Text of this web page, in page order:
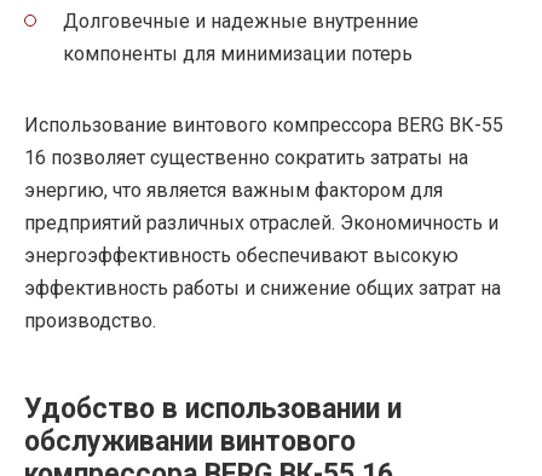
Долговечные и надежные внутренние
компоненты для минимизации потерь
Использование винтового компрессора BERG ВК-55
16 позволяет существенно сократить затраты на
энергию, что является важным фактором для
предприятий различных отраслей. Экономичность и
энергоэффективность обеспечивают высокую
эффективность работы и снижение общих затрат на
производство.
Удобство в использовании и
обслуживании винтового